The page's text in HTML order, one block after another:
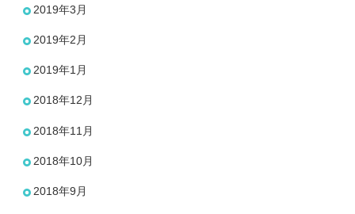
2019年3月
2019年2月
2019年1月
2018年12月
2018年11月
2018年10月
2018年9月